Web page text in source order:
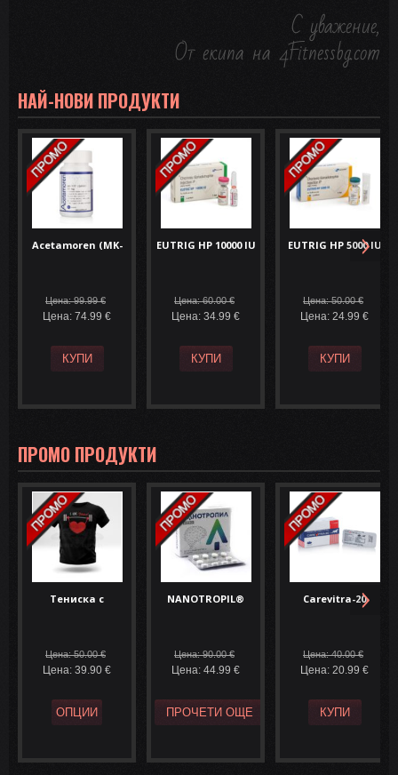
С уважение,
От екипа на 4Fitnessbg.com
НАЙ-НОВИ ПРОДУКТИ
Acetamoren (MK-
Цена: 99.99€
Цена: 74.99 €
КУПИ
EUTRIG HP 10000 IU
Цена: 60.00€
Цена: 34.99 €
КУПИ
EUTRIG HP 5000 IU
Цена: 50.00€
Цена: 24.99 €
КУПИ
ПРОМО ПРОДУКТИ
Тениска с
Цена: 50.00€
Цена: 39.90 €
ОПЦИИ
NANOTROPIL®
Цена: 90.00€
Цена: 44.99 €
ПРОЧЕТИ ОЩЕ
Carevitra-20
Цена: 40.00€
Цена: 20.99 €
КУПИ